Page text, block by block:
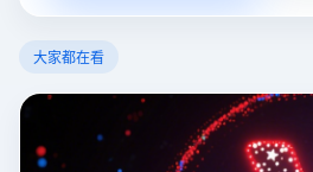
大家都在看